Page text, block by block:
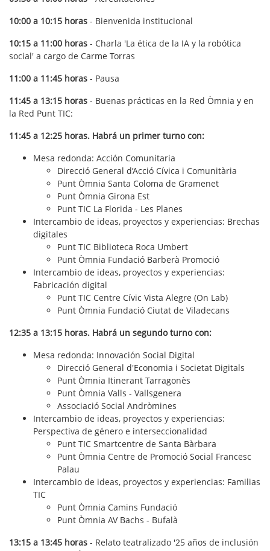
10:00 a 10:15 horas - Bienvenida institucional
10:15 a 11:00 horas - Charla 'La ética de la IA y la robótica
social' a cargo de Carme Torras
11:00 a 11:45 horas - Pausa
11:45 a 13:15 horas - Buenas prácticas en la Red Òmnia y en
la Red Punt TIC:
11:45 a 12:25 horas. Habrá un primer turno con:
Mesa redonda: Acción Comunitaria
Direcció General d’Acció Cívica i Comunitària
Punt Òmnia Santa Coloma de Gramenet
Punt Òmnia Girona Est
Punt TIC La Florida - Les Planes
Intercambio de ideas, proyectos y experiencias: Brechas
digitales
Punt TIC Biblioteca Roca Umbert
Punt Òmnia Fundació Barberà Promoció
Intercambio de ideas, proyectos y experiencias:
Fabricación digital
Punt TIC Centre Cívic Vista Alegre (On Lab)
Punt Òmnia Fundació Ciutat de Viladecans
12:35 a 13:15 horas. Habrá un segundo turno con:
Mesa redonda: Innovación Social Digital
Direcció General d'Economia i Societat Digitals
Punt Òmnia Itinerant Tarragonès
Punt Òmnia Valls - Vallsgenera
Associació Social Andròmines
Intercambio de ideas, proyectos y experiencias:
Perspectiva de género e interseccionalidad
Punt TIC Smartcentre de Santa Bàrbara
Punt Òmnia Centre de Promoció Social Francesc
Palau
Intercambio de ideas, proyectos y experiencias: Familias
TIC
Punt Òmnia Camins Fundació
Punt Òmnia AV Bachs - Bufalà
13:15 a 13:45 horas - Relato teatralizado '25 años de inclusión